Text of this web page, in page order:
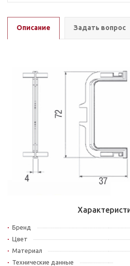
Описание Задать вопрос
Бренд
Цвет
Материал
Технические данные